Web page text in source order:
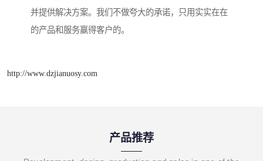
并提供解决方案。我们不做夸大的承诺，只用实实在在
的产品和服务赢得客户的。
http://www.dzjianuosy.com
产品推荐